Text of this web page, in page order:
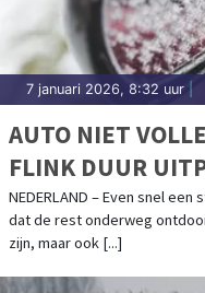
7 januari 2026, 8:32 uur
AUTO NIET
FLINK DUUR
NEDERLAND – Even snel
dat de rest onderweg
zijn, maar ook [...]